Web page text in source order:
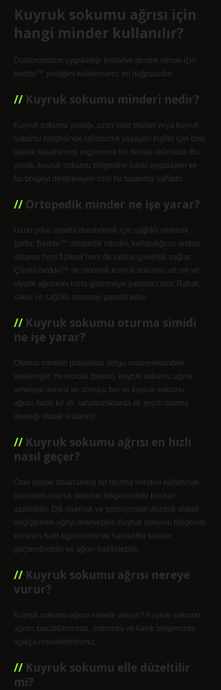
Kuyruk sokumu ağrısı için
hangi minder kullanılır?
Doktorunuzun uyguladığı tedaviye destek olmak için
beddo™ yastığını kullanmanız en doğrusudur.
Kuyruk sokumu minderi nedir?
Kuyruk sokumu yastığı, uzun süre oturan veya kuyruk
sokumu bölgesinde rahatsızlık yaşayan kişiler için özel
olarak tasarlanmış ergonomik bir destek ürünüdür. Bu
yastık, kuyruk sokumu bölgesine baskı uygulayan ve
bu bölgeyi destekleyen özel bir tasarıma sahiptir.
Ortopedik minder ne işe yarar?
Uzun yıllar ayakta durabilmek için sağlıklı oturmak
şarttır. Beddo™ ortopedik minder, kullandığınız andan
itibaren hem fiziksel hem de ruhsal güvenlik sağlar.
Çünkü beddo™ ile oturmak kuyruk sokumu, alt sırt ve
siyatik ağrılarını hızla gidermeye yardımcı olur. Rahat,
sakin ve sağlıklı oturmayı garanti eder.
Kuyruk sokumu oturma simidi
ne işe yarar?
Oturma minderi poliüretan dolgu malzemesinden
üretilmiştir. Hemoroid (basur), kuyruk sokumu ağrısı,
ameliyat öncesi ve sonrası bel ve kuyruk sokumu
ağrısı, batık kıl vb. rahatsızlıklarda ilk tercih oturma
desteği olarak kullanılır.
Kuyruk sokumu ağrısı en hızlı
nasıl geçer?
Özel olarak tasarlanmış bir oturma minderi kullanmak,
otururken kuyruk sokumu bölgesindeki baskıyı
azaltabilir. Dik oturmak ve pozisyonları düzenli olarak
değiştirmek ağrıyı önleyebilir. Kuyruk sokumu bölgesini
esneten hafif egzersizler ve hareketler kasları
güçlendirebilir ve ağrıyı hafifletebilir.
Kuyruk sokumu ağrısı nereye
vurur?
Kuyruk sokumu ağrısı nerede oluşur? Kuyruk sokumu
ağrısı; bacaklarınızda, sırtınızda ve kasık bölgenizde
açıkça hissedebilirsiniz.
Kuyruk sokumu elle düzeltilir
mi?